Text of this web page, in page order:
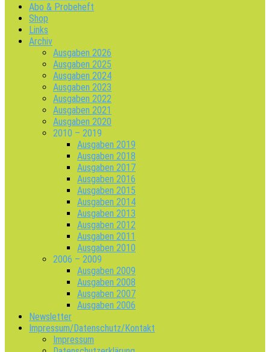
Abo & Probeheft
Shop
Links
Archiv
Ausgaben 2026
Ausgaben 2025
Ausgaben 2024
Ausgaben 2023
Ausgaben 2022
Ausgaben 2021
Ausgaben 2020
2010 – 2019
Ausgaben 2019
Ausgaben 2018
Ausgaben 2017
Ausgaben 2016
Ausgaben 2015
Ausgaben 2014
Ausgaben 2013
Ausgaben 2012
Ausgaben 2011
Ausgaben 2010
2006 – 2009
Ausgaben 2009
Ausgaben 2008
Ausgaben 2007
Ausgaben 2006
Newsletter
Impressum/Datenschutz/Kontakt
Impressum